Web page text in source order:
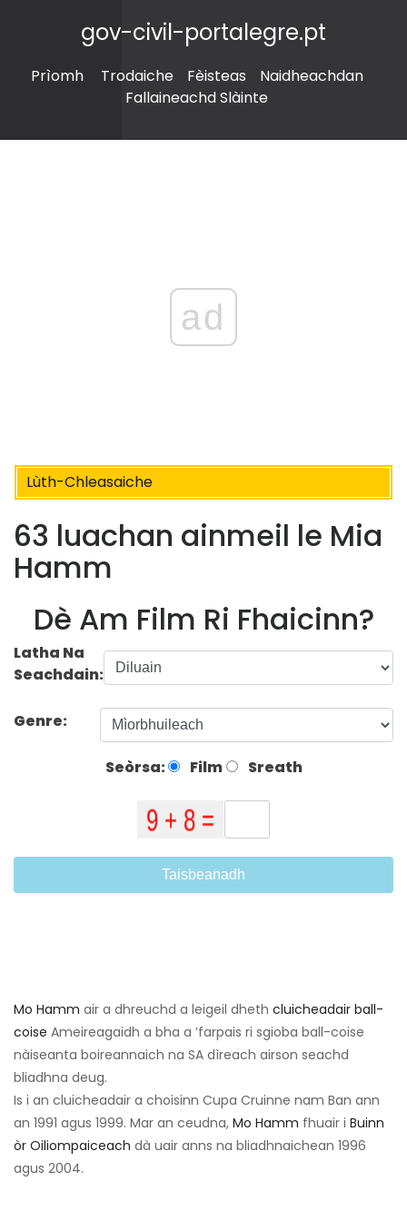
gov-civil-portalegre.pt
Prìomh Trodaiche Fèisteas
Naidheachdan
Fallaineachd Slàinte
ad
Lùth-Chleasaiche
63 luachan ainmeil le Mia
Hamm
Dè Am Film Ri Fhaicinn?
Latha Na
Seachdain:
Genre:
Seòrsa: Film Sreath
Taisbeanadh
Mo Hamm air a dhreuchd a leigeil dheth cluicheadair ball-
coise Ameireagaidh a bha a ’farpais ri sgioba ball-coise
nàiseanta boireannaich na SA dìreach airson seachd
bliadhna deug.
Is i an cluicheadair a choisinn Cupa Cruinne nam Ban ann
an 1991 agus 1999. Mar an ceudna, Mo Hamm fhuair i Buinn
òr Oiliompaiceach dà uair anns na bliadhnaichean 1996
agus 2004.